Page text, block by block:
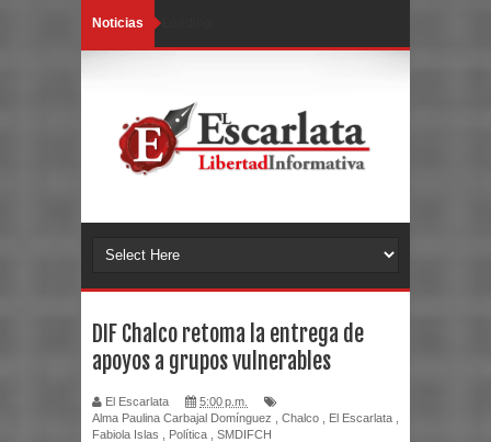
Noticias
DIF Chalco retoma la entrega de
apoyos a grupos vulnerables
El Escarlata
5:00 p.m.
Alma Paulina Carbajal Domínguez
Chalco El Escarlata
Fabiola Islas
Política SMDIFCH